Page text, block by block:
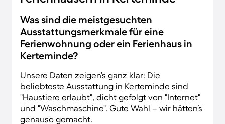
Was sind die meistgesuchten
Ausstattungsmerkmale für eine
Ferienwohnung oder ein Ferienhaus in
Kerteminde?
Unsere Daten zeigen’s ganz klar: Die
beliebteste Ausstattung in Kerteminde sind
"Haustiere erlaubt", dicht gefolgt von "Internet"
und "Waschmaschine". Gute Wahl – wir hätten’s
genauso gemacht.